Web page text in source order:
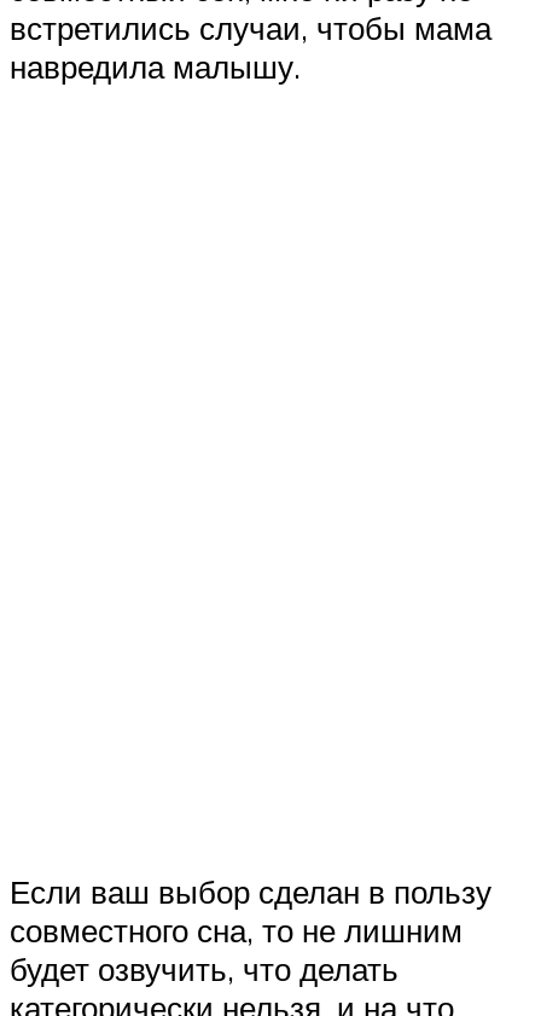
встретились случаи, чтобы мама
навредила малышу.
Если ваш выбор сделан в пользу
совместного сна, то не лишним
будет озвучить, что делать
категорически нельзя, и на что